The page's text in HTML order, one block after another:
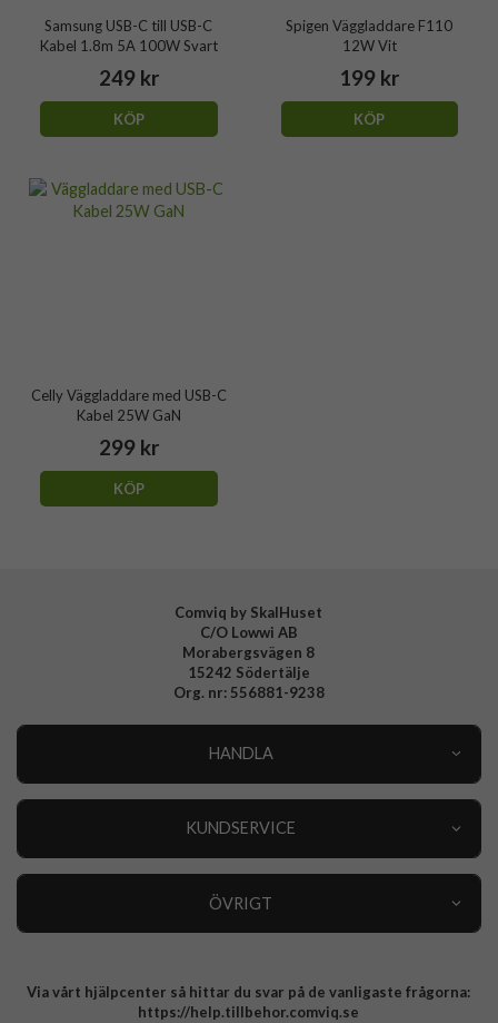
Samsung USB-C till USB-C
Kabel 1.8m 5A 100W Svart
249 kr
KÖP
Spigen Väggladdare F110
12W Vit
199 kr
KÖP
Celly Väggladdare med USB-C
Kabel 25W GaN
299 kr
KÖP
Comviq by SkalHuset
C/O Lowwi AB
Morabergsvägen 8
15242 Södertälje
Org. nr: 556881-9238
HANDLA
KUNDSERVICE
ÖVRIGT
Integritetspolicy
Via vårt hjälpcenter så hittar du svar på de vanligaste frågorna:
https://help.tillbehor.comviq.se